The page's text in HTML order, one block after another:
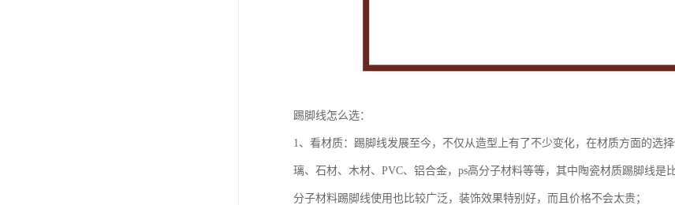
踢脚线怎么选：
1、看材质：踢脚线发展至今，不仅从造型上有了不少变化，在材质方面的选
璃、石材、木材、PVC、铝合金，ps高分子材料等等，其中陶瓷材质踢脚线是
分子材料踢脚线使用也比较广泛，装饰效果特别好，而且价格不会太贵；